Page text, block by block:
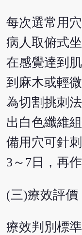
每次選常用
病人取俯式
在感覺達到
到麻木或輕
為切割挑刺
出白色纖維
備用穴可針
3～7日，再
(三)療效評價
療效判別標